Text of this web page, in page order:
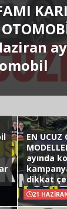
EN UCUZ
ayında
dikkat
21